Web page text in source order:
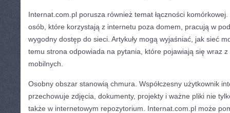
Internat.com.pl porusza również temat łączności
osób, które korzystają z internetu poza domem, pracują w
wygodny dostęp do sieci. Artykuły mogą wyjaśniać, jak sieć
temu strona odpowiada na pytania, które pojawiają się wraz
mobilnych.
Osobny obszar stanowią chmura. Współczesny użytkownik
przechowuje zdjęcia, dokumenty, projekty i ważne pliki nie
także w internetowym repozytorium. Internat.com.pl może